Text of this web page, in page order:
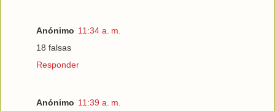
Anónimo 11:34 a. m.
18 falsas
Responder
Anónimo 11:39 a. m.